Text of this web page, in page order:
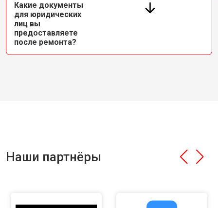
Какие документы
для юридических
лиц вы
предоставляете
после ремонта?
Наши партнёры